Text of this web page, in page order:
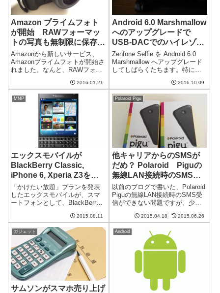
Amazon プライムフォト
が開始 RAWフォーマッ
トの写真も無制限に保存で
きるクラウドストレージ
Amazonから新しいサービス、
Amazonプライムフォトが開始さ
れました。なんと、RAWフォー
きるという太っ腹なクラウドサ
ービスです。Amazon Cloud
Drive の一部として提供される画
像保存サービス...
2016.01.21
Android 6.0 Marshmallow
へのアップグレードで
USB-DACでのハイレゾ出
力対応？ Zenfone Selfie
で192kHz出力を確認
Zenfone Selfie を Android 6.0
Marshmallow へアップグレード
してしばらくたちます。特に問
たのですが、ある時びっくりす
ることに気づきました。あれ？
USB-DACからハイレゾ出力...
2016.10.09
MNP
エックスモバイルが
BlackBerry Classic,
iPhone 6, Xperia Z3を発
売
「かけたい放題」プランを発表
したエックスモバイルが、スマ
ートフォンとして、BlackBerry
plus, Xperia Z3, Xperia Z3
Compactをラインナップに取り
揃...
2015.08.11
Polaroid Pigu
他キャリアからのSMSが
だめ？ Polaroid Piguの
無線LAN接続時のSMS受
信について
以前のブログで書いた、Polaroid
Piguの無線LAN接続時のSMS受
信ができない問題ですが、少し
かっている状況わかったこと
SIMからSMSを送って、OCNモ
バイルONEのS...
2015.04.18 2015.06.26
ガジェット
サムソンがスマホ売り上げ
Android